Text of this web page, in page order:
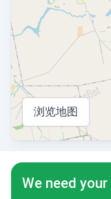
浏览地图
We need